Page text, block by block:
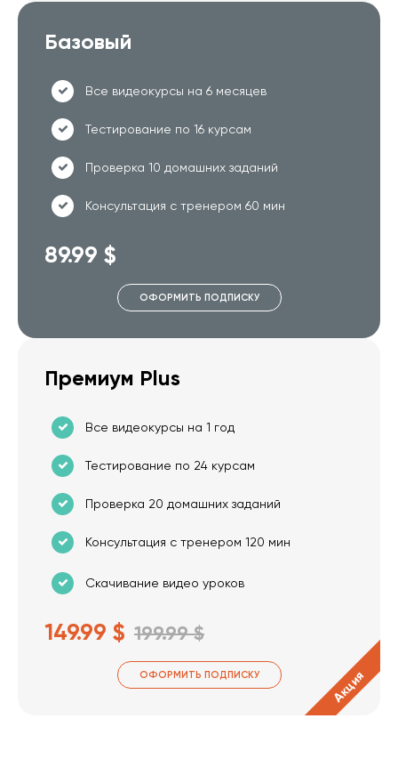
Базовый
Все видеокурсы на 6 месяцев
Тестирование по 16 курсам
Проверка 10 домашних заданий
Консультация с тренером 60 мин
89.99 $
ОФОРМИТЬ ПОДПИСКУ
Премиум Plus
Все видеокурсы на 1 год
Тестирование по 24 курсам
Проверка 20 домашних заданий
Консультация с тренером 120 мин
Скачивание видео уроков
149.99 $ 199.99 $
ОФОРМИТЬ ПОДПИСКУ Акция